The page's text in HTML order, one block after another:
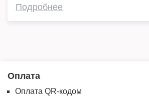
Подробнее
Оплата
Оплата QR-кодом